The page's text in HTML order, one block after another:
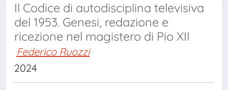
Il Codice di autodisciplina televisiva
del 1953. Genesi, redazione e
ricezione nel magistero di Pio XII
Federico Ruozzi
2024